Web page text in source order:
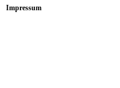
Impressum